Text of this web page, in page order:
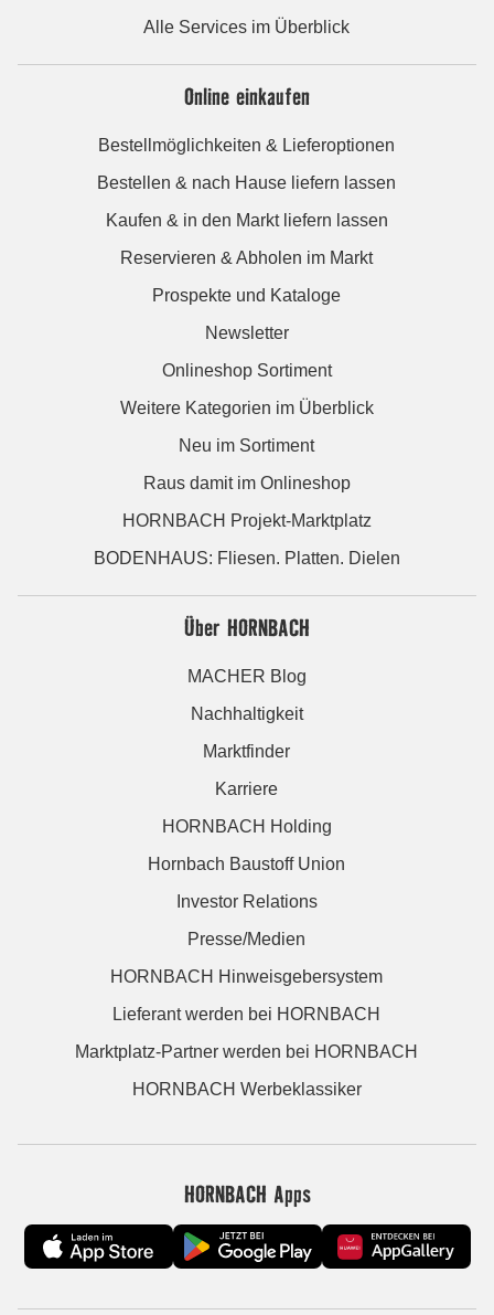
Alle Services im Überblick
Online einkaufen
Bestellmöglichkeiten & Lieferoptionen
Bestellen & nach Hause liefern lassen
Kaufen & in den Markt liefern lassen
Reservieren & Abholen im Markt
Prospekte und Kataloge
Newsletter
Onlineshop Sortiment
Weitere Kategorien im Überblick
Neu im Sortiment
Raus damit im Onlineshop
HORNBACH Projekt-Marktplatz
BODENHAUS: Fliesen. Platten. Dielen
Über HORNBACH
MACHER Blog
Nachhaltigkeit
Marktfinder
Karriere
HORNBACH Holding
Hornbach Baustoff Union
Investor Relations
Presse/Medien
HORNBACH Hinweisgebersystem
Lieferant werden bei HORNBACH
Marktplatz-Partner werden bei HORNBACH
HORNBACH Werbeklassiker
HORNBACH Apps